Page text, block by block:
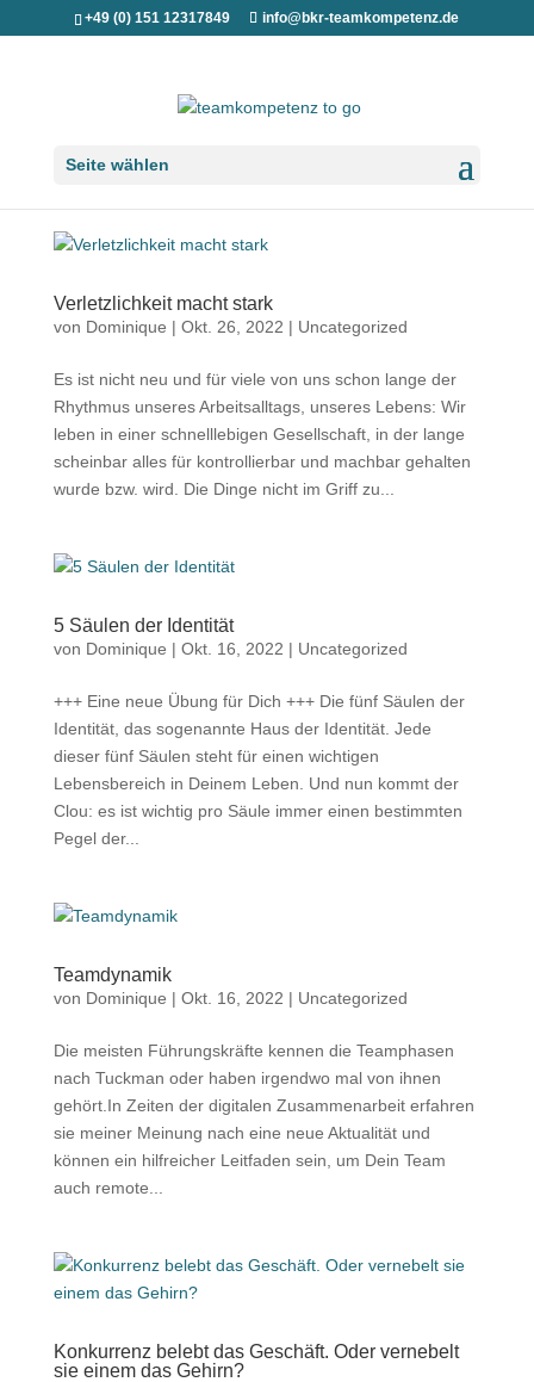
+49 (0) 151 12317849 info@bkr-teamkompetenz.de
Seite wählen
Verletzlichkeit macht stark
von Dominique | Okt. 26, 2022 | Uncategorized
Es ist nicht neu und für viele von uns schon lange der
Rhythmus unseres Arbeitsalltags, unseres Lebens: Wir
leben in einer schnelllebigen Gesellschaft, in der lange
scheinbar alles für kontrollierbar und machbar gehalten
wurde bzw. wird. Die Dinge nicht im Griff zu...
5 Säulen der Identität
von Dominique | Okt. 16, 2022 | Uncategorized
+++ Eine neue Übung für Dich +++ Die fünf Säulen der
Identität, das sogenannte Haus der Identität. Jede
dieser fünf Säulen steht für einen wichtigen
Lebensbereich in Deinem Leben. Und nun kommt der
Clou: es ist wichtig pro Säule immer einen bestimmten
Pegel der...
Teamdynamik
von Dominique | Okt. 16, 2022 | Uncategorized
Die meisten Führungskräfte kennen die Teamphasen
nach Tuckman oder haben irgendwo mal von ihnen
gehört.In Zeiten der digitalen Zusammenarbeit erfahren
sie meiner Meinung nach eine neue Aktualität und
können ein hilfreicher Leitfaden sein, um Dein Team
auch remote...
Konkurrenz belebt das Geschäft. Oder vernebelt
sie einem das Gehirn?